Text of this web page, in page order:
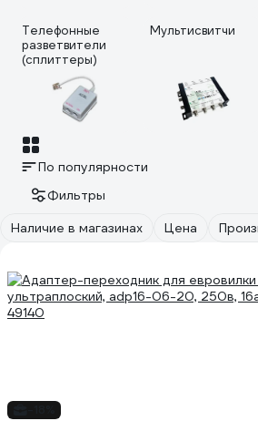
Телефонные
разветвители
(сплиттеры)
Мультисвитчи
По популярности
Фильтры
Наличие в магазинах
Цена